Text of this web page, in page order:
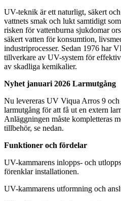
UV-teknik är ett naturligt, säkert
vattnets smak och lukt samtidigt
risken för vattenburna sjukdomar
säkert vatten för konsumtion,
industriprocesser. Sedan 1976 har
tillverkare av UV-system för
av skadliga kemikalier.
Nyhet januari 2026 Larmutgång
Nu levereras UV Viqua Arros 9
larmutgång för att få ut en extern
Anläggningen måste kompletteras
tillbehör, se nedan.
Funktioner och fördelar
UV-kammarens inlopps- och
förenklar installationen.
UV-kammarens utformning och